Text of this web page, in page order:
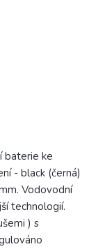
baterie ke
- black (černá)
Vodovodní
technologií.
) s